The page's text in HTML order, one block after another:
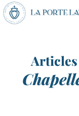
Articles